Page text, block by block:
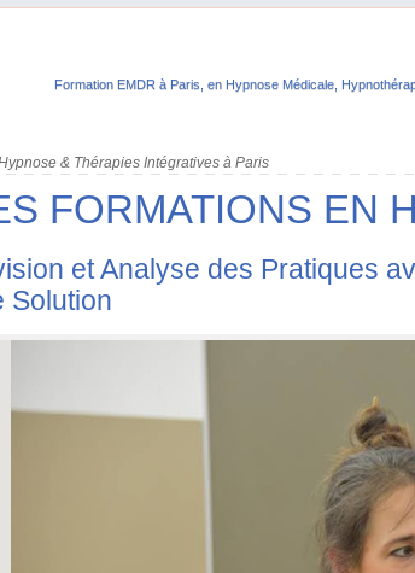
Formation EMDR à Paris, en Hypnose Médicale,
& Thérapies Intégratives à Paris
FORMATIONS EN
et Analyse des Pratiques
Solution